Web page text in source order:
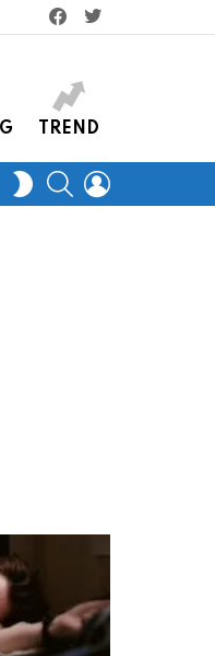
facebooktwitter
TREND
SWITCH
SKIN
KERES